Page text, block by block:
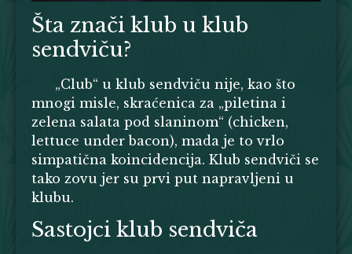
Šta znači klub u klub
sendviču?
„Club“ u klub sendviču nije, kao što
mnogi misle, skraćenica za „piletina i
zelena salata pod slaninom“ (chicken,
lettuce under bacon), mada je to vrlo
simpatična koincidencija. Klub sendviči se
tako zovu jer su prvi put napravljeni u
klubu.
Sastojci klub sendviča